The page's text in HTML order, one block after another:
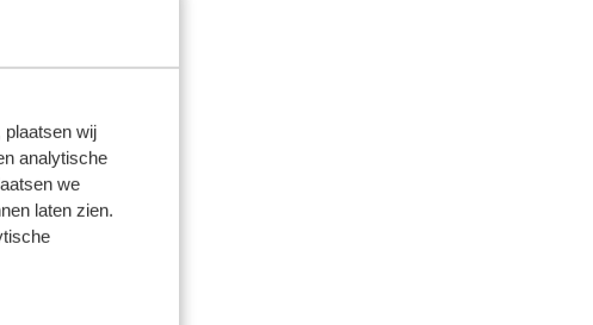
plaatsen wij
analytische
we
laten zien.